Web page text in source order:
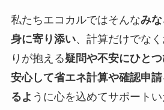
私たちエコカルではそんなみ
身に寄り添い、計算だけでな
りが抱える疑問や不安にひとつ
安心して省エネ計算や確認申
るよ うに心を込めてサポートい